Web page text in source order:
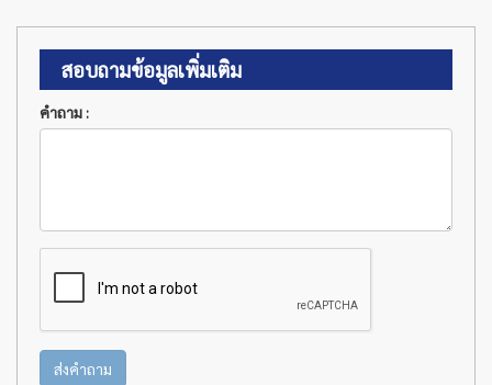
สอบถามข้อมูลเพิ่มเติม
คำถาม :
ส่งคำถาม